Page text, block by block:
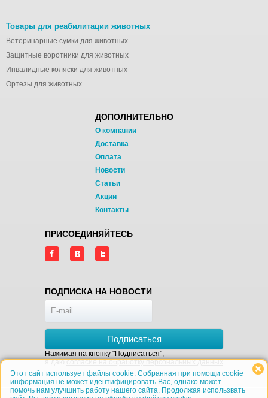
Товары для реабилитации животных
Ветеринарные сумки для животных
Защитные воротники для животных
Инвалидные коляски для животных
Ортезы для животных
ДОПОЛНИТЕЛЬНО
О компании
Доставка
Оплата
Новости
Статьи
Акции
Контакты
ПРИСОЕДИНЯЙТЕСЬ
ПОДПИСКА НА НОВОСТИ
Подписаться
Нажимая на кнопку "Подписаться",
я даюсогласие на обработку персональных данных
Этот сайт использует файлы cookie. Собранная при помощи cookie
информация не может идентифицировать Вас, однако может
помочь нам улучшить работу нашего сайта. Продолжая использвать